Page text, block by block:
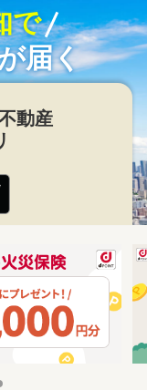
で
届く
動産